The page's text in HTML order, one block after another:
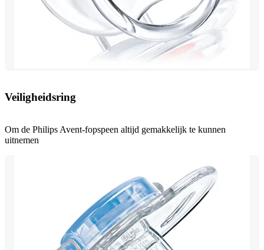
Veiligheidsring
Om de Philips Avent-fopspeen altijd gemakkelijk te kunnen
uitnemen